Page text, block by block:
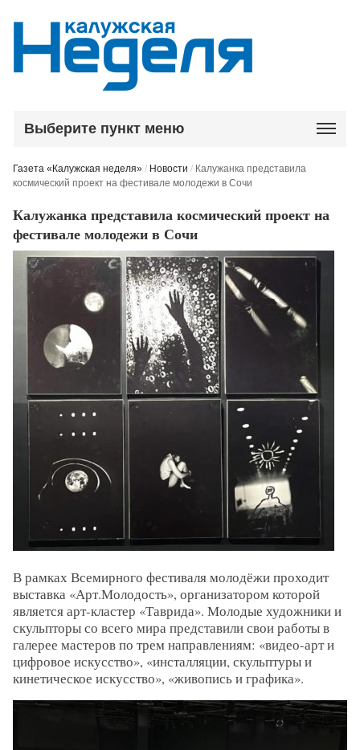
Выберите пункт меню
Газета «Калужская неделя» / Новости / Калужанка представила
космический проект на фестивале молодежи в Сочи
Калужанка представила космический проект на
фестивале молодежи в Сочи
В рамках Всемирного фестиваля молодёжи проходит
выставка «Арт.Молодость», организатором которой
является арт-кластер «Таврида». Молодые художники и
скульпторы со всего мира представили свои работы в
галерее мастеров по трем направлениям: «видео-арт и
цифровое искусство», «инсталляции, скульптуры и
кинетическое искусство», «живопись и графика».